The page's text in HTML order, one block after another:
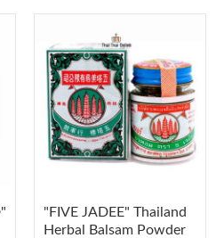
"FIVE JADEE" Thailand
Herbal Balsam Powder